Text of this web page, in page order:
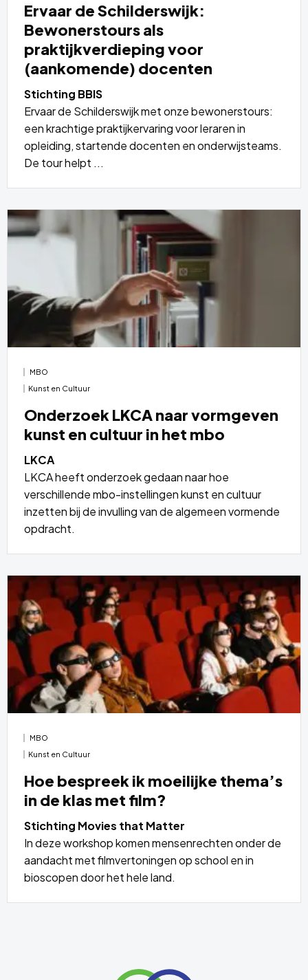
Ervaar de Schilderswijk:
Bewonerstours als
praktijkverdieping voor
(aankomende) docenten
Stichting BBIS
Ervaar de Schilderswijk met onze bewonerstours:
een krachtige praktijkervaring voor leraren in
opleiding, startende docenten en onderwijsteams.
De tour helpt ...
meer
over
MBO
Kunst en Cultuur
Onderzoek LKCA naar vormgeven
kunst en cultuur in het mbo
LKCA
LKCA heeft onderzoek gedaan naar hoe
verschillende mbo-instellingen kunst en cultuur
inzetten bij de invulling van de algemeen vormende
opdracht.
meer
over
MBO
Kunst en Cultuur
Hoe bespreek ik moeilijke thema’s
in de klas met film?
Stichting Movies that Matter
In deze workshop komen mensenrechten onder de
aandacht met filmvertoningen op school en in
bioscopen door het hele land.